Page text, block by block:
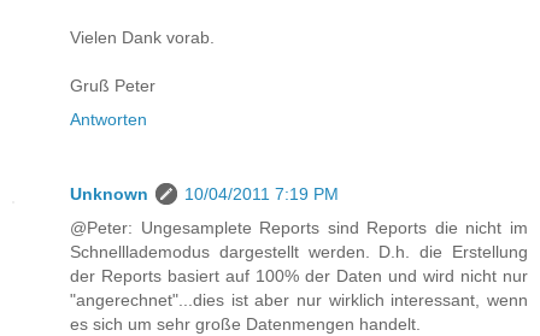
Vielen Dank vorab.
Gruß Peter
Antworten
Unknown
10/04/2011 7:19 PM
@Peter: Ungesamplete Reports sind Reports die nicht im
Schnelllademodus dargestellt werden. D.h. die Erstellung
der Reports basiert auf 100% der Daten und wird nicht nur
"angerechnet"...dies ist aber nur wirklich interessant, wenn
es sich um sehr große Datenmengen handelt.